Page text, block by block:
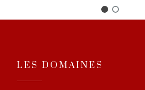
LES DOMAINES